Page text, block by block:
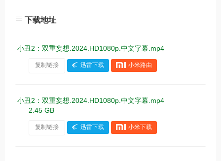
下载地址
小丑2：双重妄想.2024.HD1080p.中文字幕.mp4
复制链接 迅雷下载 小米路由
小丑2：双重妄想.2024.HD1080p.中文字幕.mp4
2.45 GB
复制链接 迅雷下载 小米下载